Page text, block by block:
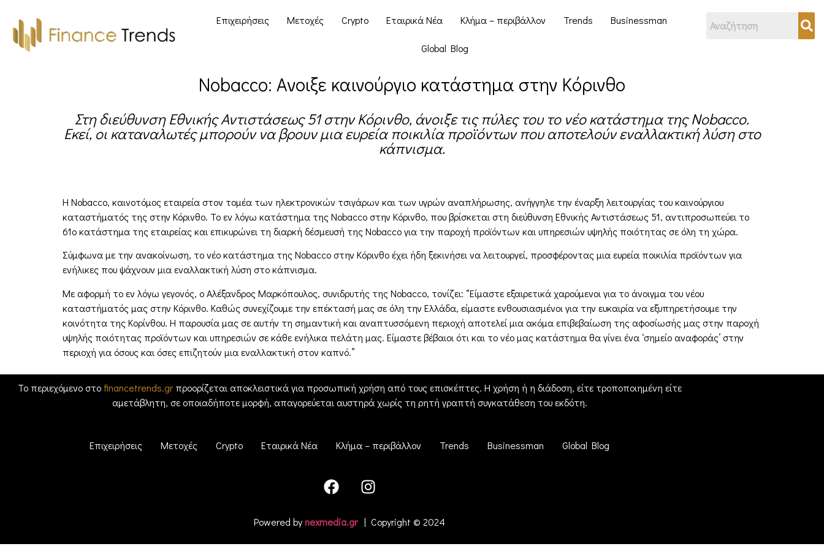
Επιχειρήσεις Μετοχές Crypto Εταιρικά Νέα Κλήμα – περιβάλλον Trends Businessman
Global Blog
Nobacco: Ανοιξε καινούργιο κατάστημα στην Κόρινθο
Στη διεύθυνση Εθνικής Αντιστάσεως 51 στην Κόρινθο, άνοιξε τις πύλες του το νέο κατάστημα της Nobacco.
Εκεί, οι καταναλωτές μπορούν να βρουν μια ευρεία ποικιλία προϊόντων που αποτελούν εναλλακτική λύση στο
κάπνισμα.
Η Nobacco, καινοτόμος εταιρεία στον τομέα των ηλεκτρονικών τσιγάρων και των υγρών αναπλήρωσης, ανήγγηλε την έναρξη λειτουργίας του καινούργιου
καταστήματός της στην Κόρινθο. Το εν λόγω κατάστημα της Nobacco στην Κόρινθο, που βρίσκεται στη διεύθυνση Εθνικής Αντιστάσεως 51, αντιπροσωπεύει το
61ο κατάστημα της εταιρείας και επικυρώνει τη διαρκή δέσμευσή της Nobacco για την παροχή προϊόντων και υπηρεσιών υψηλής ποιότητας σε όλη τη χώρα.
Σύμφωνα με την ανακοίνωση, το νέο κατάστημα της Nobacco στην Κόρινθο έχει ήδη ξεκινήσει να λειτουργεί, προσφέροντας μια ευρεία ποικιλία προϊόντων για
ενήλικες που ψάχνουν μια εναλλακτική λύση στο κάπνισμα.
Με αφορμή το εν λόγω γεγονός, ο Αλέξανδρος Μαρκόπουλος, συνιδρυτής της Nobacco, τονίζει: “Είμαστε εξαιρετικά χαρούμενοι για το άνοιγμα του νέου
καταστήματός μας στην Κόρινθο. Καθώς συνεχίζουμε την επέκτασή μας σε όλη την Ελλάδα, είμαστε ενθουσιασμένοι για την ευκαιρία να εξυπηρετήσουμε την
κοινότητα της Κορίνθου. Η παρουσία μας σε αυτήν τη σημαντική και αναπτυσσόμενη περιοχή αποτελεί μια ακόμα επιβεβαίωση της αφοσίωσής μας στην παροχή
υψηλής ποιότητας προϊόντων και υπηρεσιών σε κάθε ενήλικα πελάτη μας. Είμαστε βέβαιοι ότι και το νέο μας κατάστημα θα γίνει ένα ‘σημείο αναφοράς’ στην
περιοχή για όσους και όσες επιζητούν μια εναλλακτική στον καπνό.”
Το περιεχόμενο στο financetrends.grπροορίζεται αποκλειστικά για προσωπική χρήση από τους επισκέπτες. Η χρήση ή η διάδοση, είτε τροποποιημένη είτε
αμετάβλητη, σε οποιαδήποτε μορφή, απαγορεύεται αυστηρά χωρίς τη ρητή γραπτή συγκατάθεση του εκδότη.
Επιχειρήσεις Μετοχές Crypto Εταιρικά Νέα Κλήμα – περιβάλλον Trends Businessman Global Blog
Powered bynexmedia.gr| Copyright © 2024